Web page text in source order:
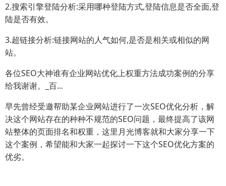
2.搜索引擎登陆分析:采用哪种登陆方式,登陆信息是否全面,登
陆是否有效。
3.超链接分析:链接网站的人气如何,是否是相关或相似的网
站。
各位SEO大神谁有企业网站优化上权重方法成功案例的分享
给我谢谢。_百...
早先曾经受邀帮助某企业网站进行了一次SEO优化分析，解
决这个网站存在的种种不规范的SEO问题，最终提高了该网
站整体的页面排名和权重，这里月光博客就和大家分享一下
这个案例，希望能和大家一起探讨一下这个SEO优化方案的
优劣。